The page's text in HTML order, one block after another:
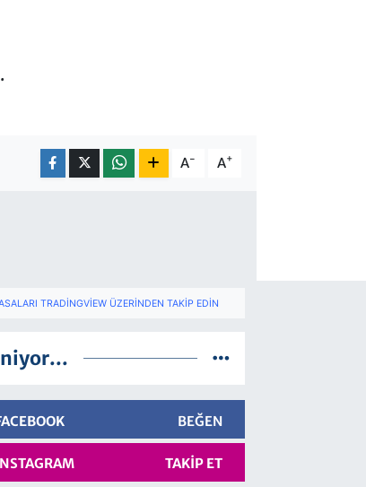
A- A+
TRADINGVIEW ÜZERINDEN TAKIP EDIN
BEĞEN
TAKIP ET